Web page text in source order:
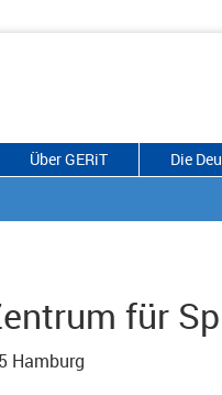
Über GERiT Die
für
Hamburg